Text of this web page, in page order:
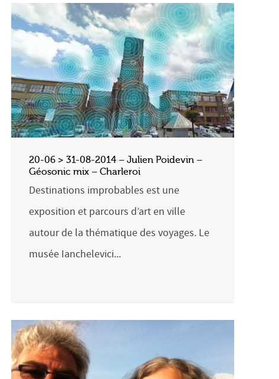
20-06 > 31-08-2014 – Julien Poidevin –
Géosonic mix – Charleroi
Destinations improbables est une
exposition et parcours d’art en ville
autour de la thématique des voyages. Le
musée Ianchelevici...